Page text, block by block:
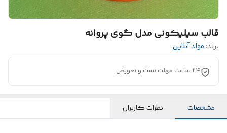
قالب سیلیکونی مدل گوی پروانه
برند:مولد آنلاین
24 ساعت مهلت تست و تعویض
مشخصات نظرات کاربران